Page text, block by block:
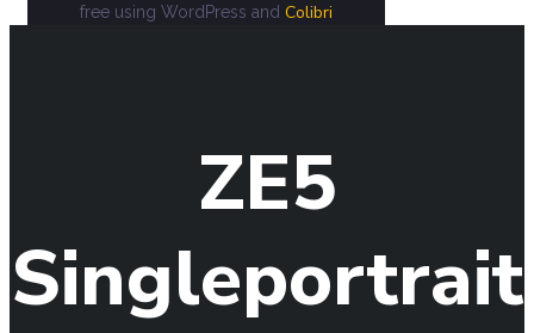
free using WordPress and Colibri
ZE5
Singleportrait